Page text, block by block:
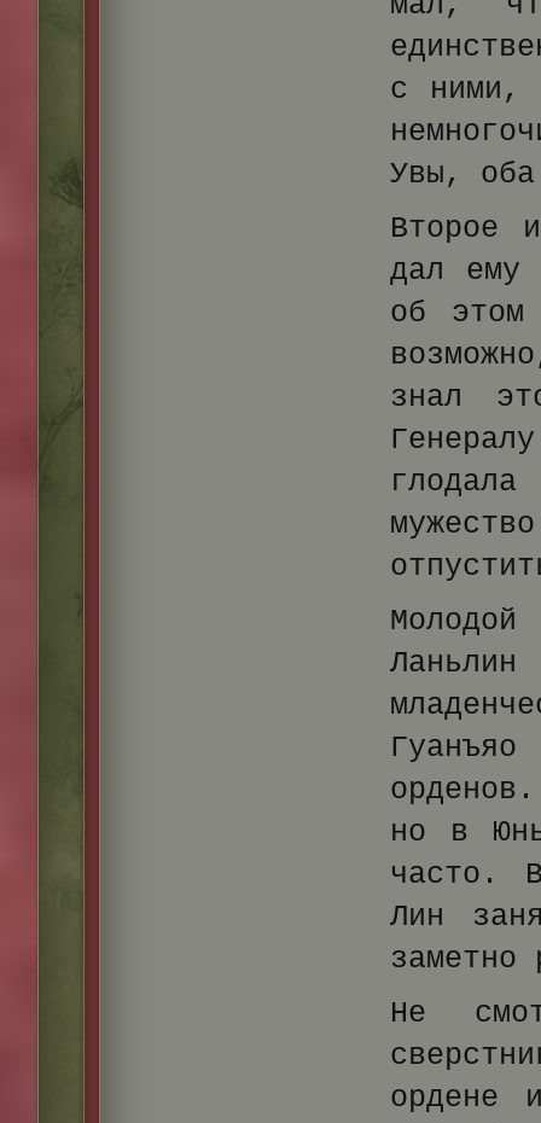
с ними,
Увы, оба
Второе
дал ему
об
знал
но в
часто.
Лин
заметно
Не
ордене